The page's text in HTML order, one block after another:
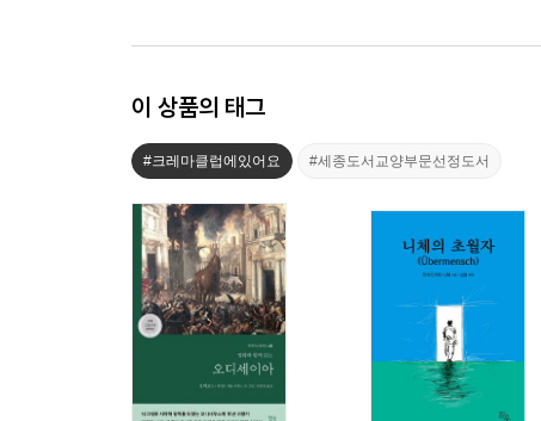
이 상품의 태그
#크레마클럽에있어요 #세종도서교양부문선정도서